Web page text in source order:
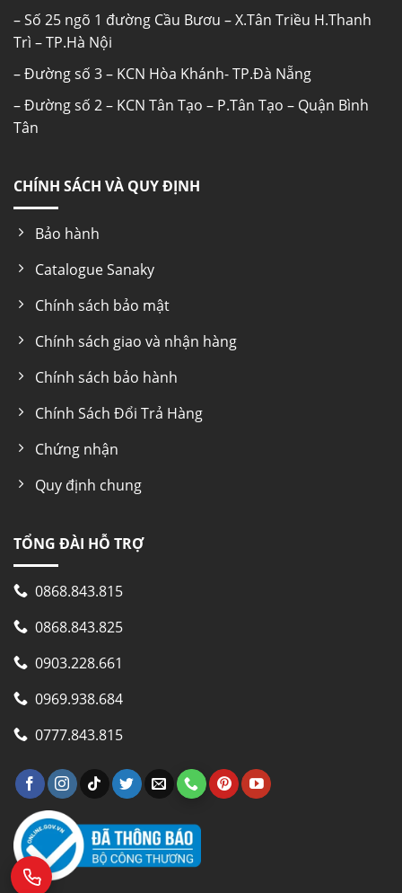
– Số 25 ngõ 1 đường Cầu Bươu – X.Tân Triều H.Thanh
Trì – TP.Hà Nội
– Đường số 3 – KCN Hòa Khánh- TP.Đà Nẵng
– Đường số 2 – KCN Tân Tạo – P.Tân Tạo – Quận Bình
Tân
CHÍNH SÁCH VÀ QUY ĐỊNH
Bảo hành
Catalogue Sanaky
Chính sách bảo mật
Chính sách giao và nhận hàng
Chính sách bảo hành
Chính Sách Đổi Trả Hàng
Chứng nhận
Quy định chung
TỔNG ĐÀI HỖ TRỢ
0868.843.815
0868.843.825
0903.228.661
0969.938.684
0777.843.815